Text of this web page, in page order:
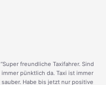
“Super freundliche Taxifahrer. Sind
immer pünktlich da. Taxi ist immer
sauber. Habe bis jetzt nur positive